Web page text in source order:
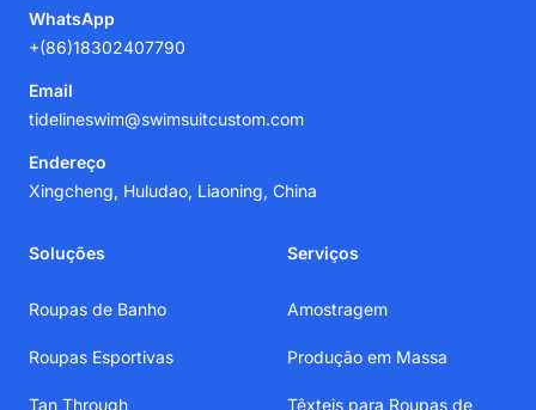
WhatsApp
+(86)18302407790
Email
tidelineswim@swimsuitcustom.com
Endereço
Xingcheng, Huludao, Liaoning, China
Soluções
Roupas de Banho
Roupas Esportivas
Tan Through
Serviços
Amostragem
Produção em Massa
Têxteis para Roupas de